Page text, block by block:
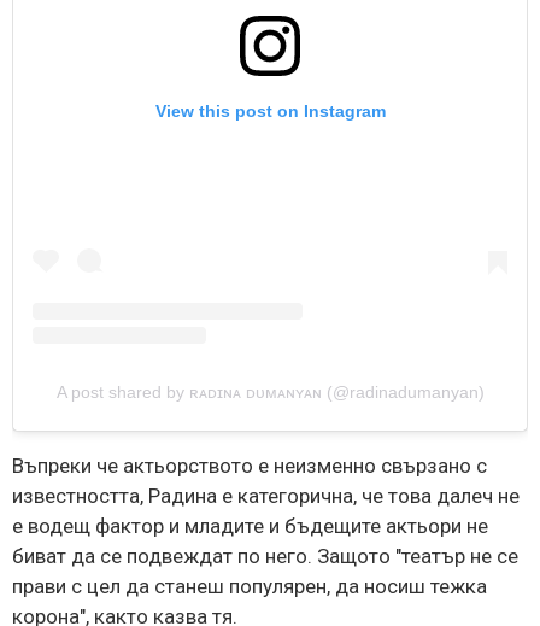
View this post on Instagram
A post shared by ʀᴀᴅɪɴᴀ ᴅᴜᴍᴀɴʏᴀɴ (@radinadumanyan)
Въпреки че актьорството е неизменно свързано с
известността, Радина е категорична, че това далеч не
е водещ фактор и младите и бъдещите актьори не
биват да се подвеждат по него. Защото "театър не се
прави с цел да станеш популярен, да носиш тежка
корона", както казва тя.